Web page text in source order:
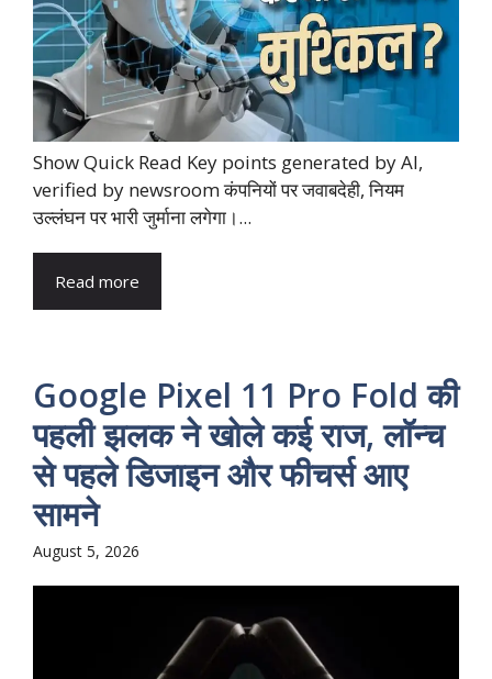
Show Quick Read Key points generated by AI,
verified by newsroom कंपनियों पर जवाबदेही, नियम
उल्लंघन पर भारी जुर्माना लगेगा।...
Read more
Google Pixel 11 Pro Fold की
पहली झलक ने खोले कई राज, लॉन्च
से पहले डिजाइन और फीचर्स आए
सामने
August 5, 2026